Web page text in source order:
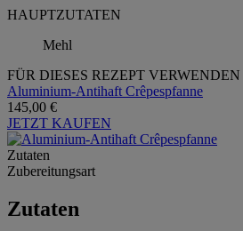
HAUPTZUTATEN
Mehl
FÜR DIESES REZEPT
Aluminium-Antihaft Crêpespfanne
145,00 €
JETZT KAUFEN
Zutaten
Zubereitungsart
Zutaten